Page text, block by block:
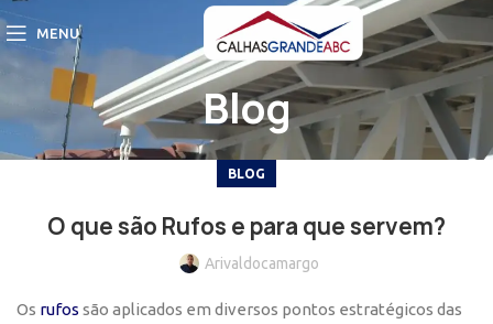
MENU
Blog
BLOG
O que são Rufos e para que servem?
Arivaldocamargo
Os rufos são aplicados em diversos pontos estratégicos das